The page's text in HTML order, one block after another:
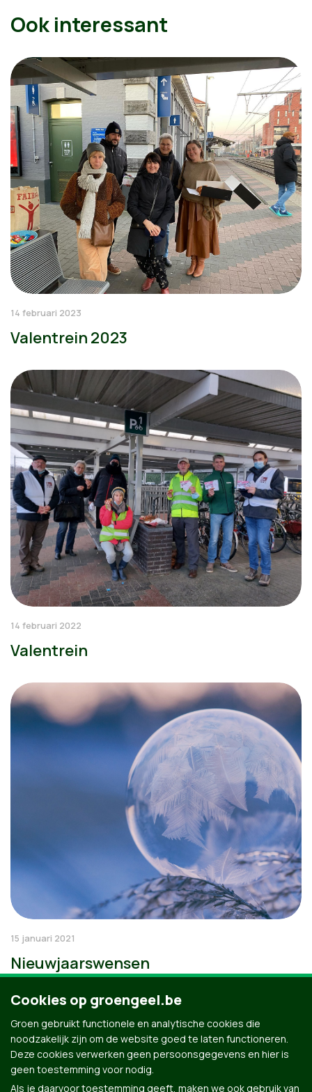
Ook interessant
14 februari 2023
Valentrein 2023
14 februari 2022
Valentrein
15 januari 2021
Nieuwjaarswensen
Cookies op groengeel.be
Groen gebruikt functionele en analytische cookies die
noodzakelijk zijn om de website goed te laten functioneren.
Deze cookies verwerken geen persoonsgegevens en hier is
geen toestemming voor nodig.
Als je daarvoor toestemming geeft, maken we ook gebruik van